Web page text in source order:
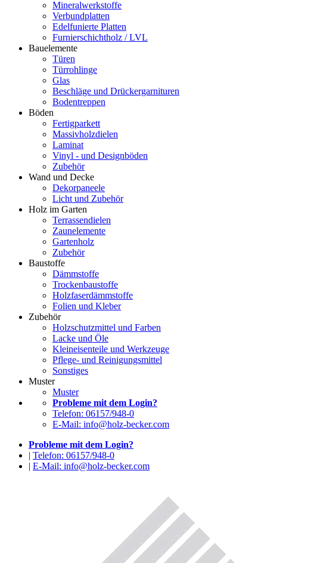
Mineralwerkstoffe
Verbundplatten
Edelfunierte Platten
Furnierschichtholz / LVL
Bauelemente
Türen
Türrohlinge
Glas
Beschläge und Drückergarnituren
Bodentreppen
Böden
Fertigparkett
Massivholzdielen
Laminat
Vinyl - und Designböden
Zubehör
Wand und Decke
Dekorpaneele
Licht und Zubehör
Holz im Garten
Terrassendielen
Zaunelemente
Gartenholz
Zubehör
Baustoffe
Dämmstoffe
Trockenbaustoffe
Holzfaserdämmstoffe
Folien und Kleber
Zubehör
Holzschutzmittel und Farben
Lacke und Öle
Kleineisenteile und Werkzeuge
Pflege- und Reinigungsmittel
Sonstiges
Muster
Muster
Probleme mit dem Login?
Telefon: 06157/948-0
E-Mail: info@holz-becker.com
Probleme mit dem Login?
| Telefon: 06157/948-0
| E-Mail: info@holz-becker.com